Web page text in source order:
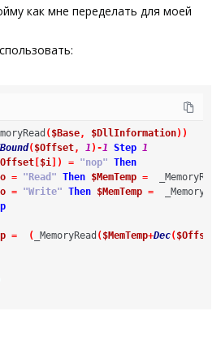
как мне переделать для моей
( $Base, $DllInformation) )
( $Offset, 1 ) -1 Step 1
[ $i] ) = "nop" Then
= "Read" Then $MemTemp =
_MemoryRead
= "Write" Then $MemTemp =
= ( _MemoryRead ( $MemTemp+Dec( $Offset